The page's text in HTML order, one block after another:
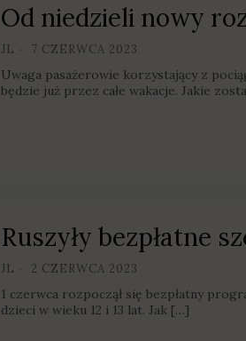
Od niedzieli nowy
JL 7 CZERWCA 2023
Uwaga pasażerowie korzystający z
będzie już przez całe wakacje. Jakie
Ruszyły bezpłatne
JL 2 CZERWCA 2023
1 czerwca rozpoczął się bezpłatny
dzieci w wieku 12 i 13 lat. Jak […]